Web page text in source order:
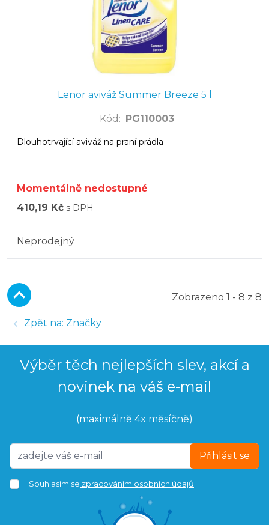
Lenor aviváž Summer Breeze 5 l
Kód : PG110003
Dlouhotrvající aviváž na praní prádla
Momentálně nedostupné
410,19 Kč s DPH
Neprodejný
Zobrazeno 1 - 8 z 8
Zpět na: Značky
Výběr těch nejlepších slev, akcí a
novinek na váš e-mail
(maximálně 4x měsíčně)
Přihlásit se
Souhlasím se zpracováním osobních údajů